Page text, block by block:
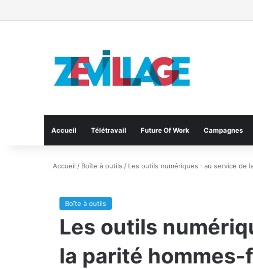
Accueil Télétravail Future Of Work Campagnes
Accueil / Boîte à outils / Les outils numériques : au service de
Boîte à outils
Les outils
la parité hommes-